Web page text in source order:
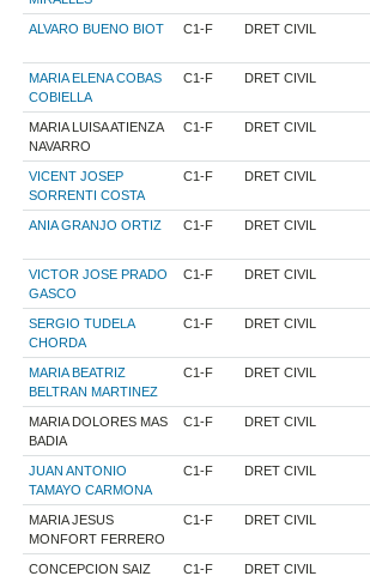
ALVARO BUENO BIOT C1-F DRET CIVIL
MARIA ELENA COBAS
COBIELLA
C1-F DRET CIVIL
MARIA LUISA ATIENZA
NAVARRO
C1-F DRET CIVIL
VICENT JOSEP
SORRENTI COSTA
C1-F DRET CIVIL
ANIA GRANJO ORTIZ C1-F DRET CIVIL
VICTOR JOSE PRADO
GASCO
C1-F DRET CIVIL
SERGIO TUDELA
CHORDA
C1-F DRET CIVIL
MARIA BEATRIZ
BELTRAN MARTINEZ
C1-F DRET CIVIL
MARIA DOLORES MAS
BADIA
C1-F DRET CIVIL
JUAN ANTONIO
TAMAYO CARMONA
C1-F DRET CIVIL
MARIA JESUS
MONFORT FERRERO
C1-F DRET CIVIL
CONCEPCION SAIZ
C1-F DRET CIVIL